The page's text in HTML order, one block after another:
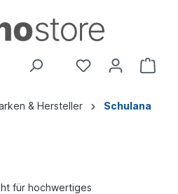
& Hersteller Schulana
für hochwertiges